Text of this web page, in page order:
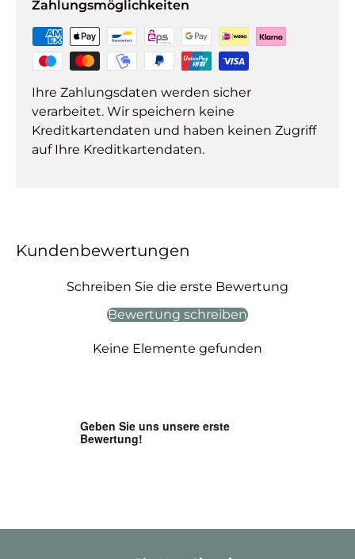
Zahlungsmöglichkeiten
Ihre Zahlungsdaten werden sicher
verarbeitet. Wir speichern keine
Kreditkartendaten und haben keinen Zugriff
auf Ihre Kreditkartendaten.
Kundenbewertungen
Schreiben Sie die erste Bewertung
Bewertung schreiben
Keine Elemente gefunden